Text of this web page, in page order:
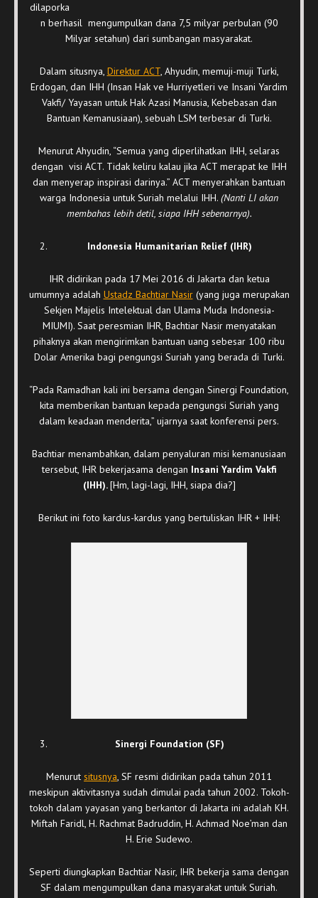
dilaporka
n berhasil mengumpulkan dana 7,5 milyar perbulan (90
Milyar setahun) dari sumbangan masyarakat.
Dalam situsnya, Direktur ACT, Ahyudin, memuji-muji Turki,
Erdogan, dan IHH (Insan Hak ve Hurriyetleri ve Insani Yardim
Vakfi/ Yayasan untuk Hak Azasi Manusia, Kebebasan dan
Bantuan Kemanusiaan), sebuah LSM terbesar di Turki.
Menurut Ahyudin, “Semua yang diperlihatkan IHH, selaras
dengan visi ACT. Tidak keliru kalau jika ACT merapat ke IHH
dan menyerap inspirasi darinya.” ACT menyerahkan bantuan
warga Indonesia untuk Suriah melalui IHH. (Nanti LI akan
membahas lebih detil, siapa IHH sebenarnya).
Indonesia Humanitarian Relief (IHR)
IHR didirikan pada 17 Mei 2016 di Jakarta dan ketua
umumnya adalah Ustadz Bachtiar Nasir(yang juga merupakan
Sekjen Majelis Intelektual dan Ulama Muda Indonesia-
MIUMI). Saat peresmian IHR, Bachtiar Nasir menyatakan
pihaknya akan mengirimkan bantuan uang sebesar 100 ribu
Dolar Amerika bagi pengungsi Suriah yang berada di Turki.
“Pada Ramadhan kali ini bersama dengan Sinergi Foundation,
kita memberikan bantuan kepada pengungsi Suriah yang
dalam keadaan menderita,” ujarnya saat konferensi pers.
Bachtiar menambahkan, dalam penyaluran misi kemanusiaan
tersebut, IHR bekerjasama dengan Insani Yardim Vakfi
(IHH).[Hm, lagi-lagi, IHH, siapa dia?]
Berikut ini foto kardus-kardus yang bertuliskan IHR + IHH:
Sinergi Foundation (SF)
Menurut situsnya, SF resmi didirikan pada tahun 2011
meskipun aktivitasnya sudah dimulai pada tahun 2002. Tokoh-
tokoh dalam yayasan yang berkantor di Jakarta ini adalah KH.
Miftah Faridl, H. Rachmat Badruddin, H. Achmad Noe’man dan
H. Erie Sudewo.
Seperti diungkapkan Bachtiar Nasir, IHR bekerja sama dengan
SF dalam mengumpulkan dana masyarakat untuk Suriah.